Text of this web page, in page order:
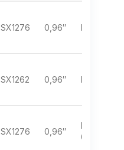
SX1276 0,96″ NON
SX1262 0,96″ NON
SX1276 0,96″
NEO-
6M